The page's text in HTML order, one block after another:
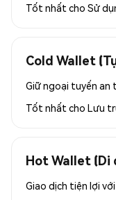
Tốt nhất cho Sử
Cold Wallet
Giữ ngoại tuyến an
Tốt nhất cho Lưu
Hot Wallet (Di
Giao dịch tiện lợi